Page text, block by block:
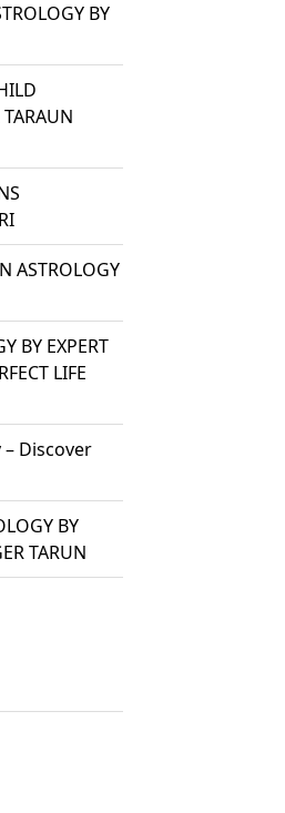
BY
ASTROLOGY
BY EXPERT
LIFE
Discover
BY
TARUN